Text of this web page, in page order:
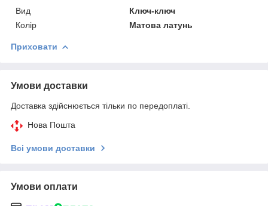
Вид
Ключ-ключ
Колір
Матова латунь
Приховати
Умови доставки
Доставка здійснюється тільки по передоплаті.
Нова Пошта
Всі умови доставки
Умови оплати